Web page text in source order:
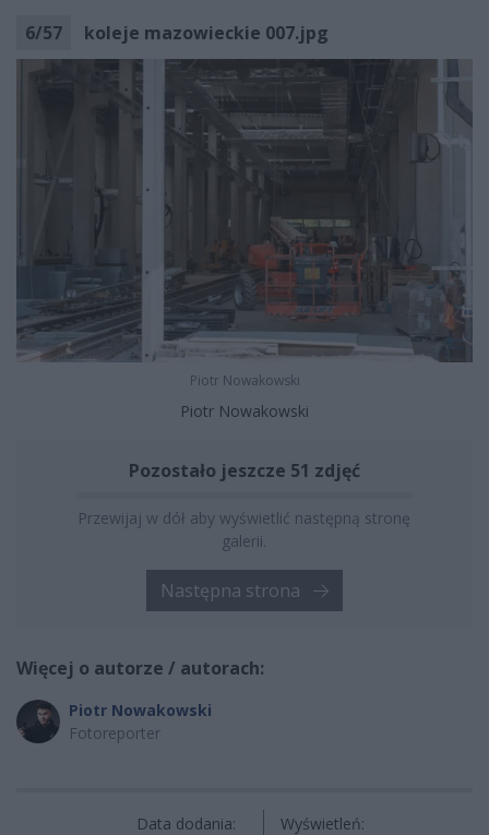
6/57 koleje mazowieckie 007.jpg
Piotr Nowakowski
Piotr Nowakowski
Pozostało jeszcze 51 zdjęć
Przewijaj w dół aby wyświetlić następną stronę
galerii.
Następna strona
Więcej o autorze / autorach:
Piotr Nowakowski
Fotoreporter
Data dodania:
Wyświetleń: